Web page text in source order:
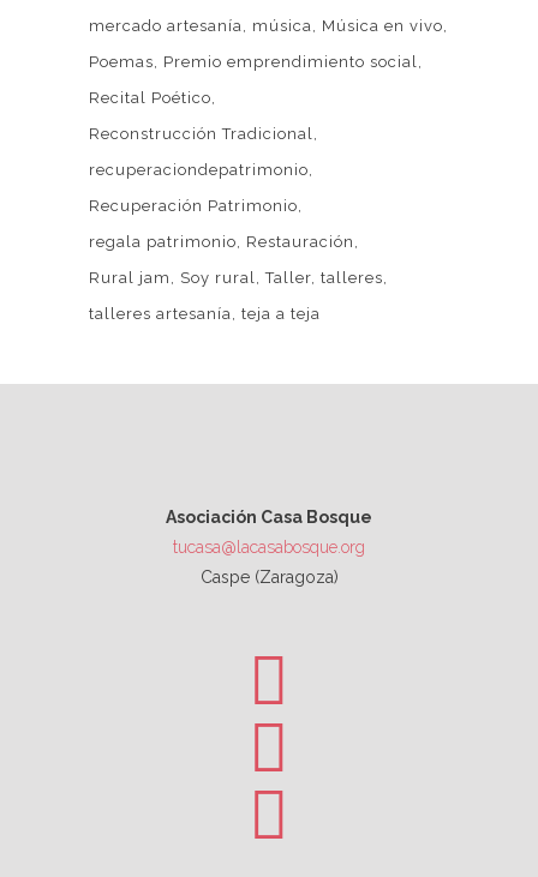
mercado artesanía
música
Música en vivo
Poemas
Premio emprendimiento social
Recital Poético
Reconstrucción Tradicional
recuperaciondepatrimonio
Recuperación Patrimonio
regala patrimonio
Restauración
Rural jam
Soy rural Taller talleres
talleres artesanía teja a teja
Asociación Casa Bosque
tucasa@lacasabosque.org
Caspe (Zaragoza)